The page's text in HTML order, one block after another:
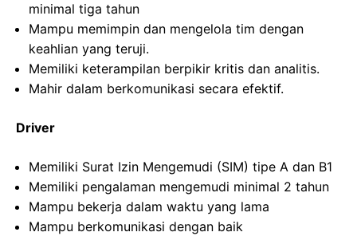
minimal tiga tahun
Mampu memimpin dan mengelola tim dengan
keahlian yang teruji.
Memiliki keterampilan berpikir kritis dan analitis.
Mahir dalam berkomunikasi secara efektif.
Driver
Memiliki Surat Izin Mengemudi (SIM) tipe A dan B1
Memiliki pengalaman mengemudi minimal 2 tahun
Mampu bekerja dalam waktu yang lama
Mampu berkomunikasi dengan baik